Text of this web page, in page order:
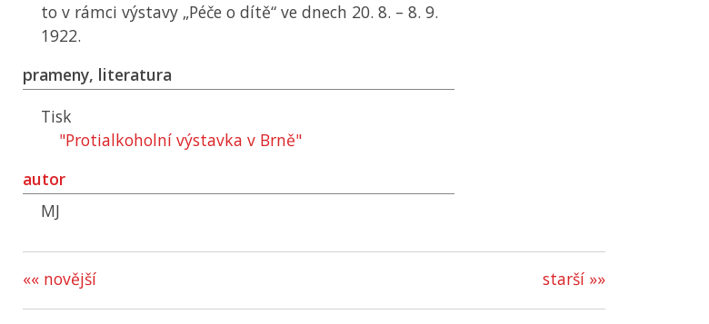
to v rámci výstavy „Péče o dítě“ ve dnech 20. 8. – 8. 9.
1922.
prameny, literatura
Tisk
"Protialkoholní výstavka v Brně"
autor
MJ
starší »»
«« novější